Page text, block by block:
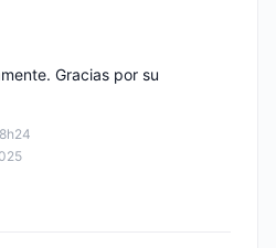
Gracias por su